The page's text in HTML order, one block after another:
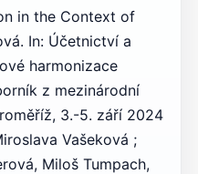
in the Context of
In: Účetnictví a
harmonizace
z mezinárodní
3.-5. září 2024
Vašeková ;
Miloš Tumpach,